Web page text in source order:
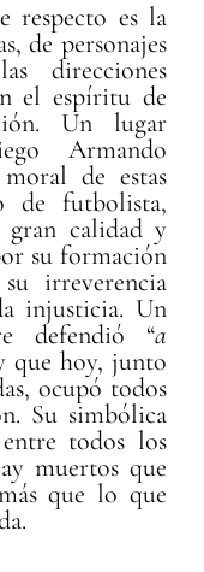
respecto es la
de personajes
direcciones
el espíritu de
Un lugar
Armando
de estas
de futbolista,
gran calidad y
su formación
irreverencia
injusticia. Un
defendió “a
que hoy, junto
ocupó todos
Su simbólica
todos los
muertos que
que lo que